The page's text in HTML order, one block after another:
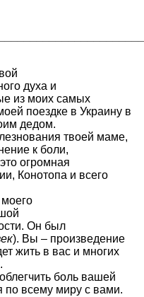
духа и
из моих самых
поездке в Украину в
дедом.
твоей маме,
к боли,
огромная
Конотопа и всего
Он был
). Вы – произведение
жить в вас и многих
боль вашей
по всему миру с вами.